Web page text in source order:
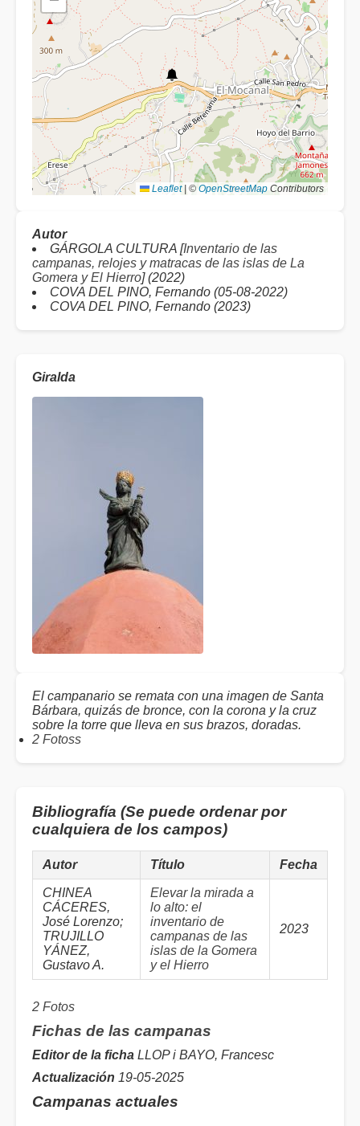
Leaflet © OpenStreetMap Contributors
Autor
GÁRGOLA CULTURA [Inventario de las
campanas, relojes y matracas de las islas de La
Gomera y El Hierro] (2022)
COVA DEL PINO, Fernando (05-08-2022)
COVA DEL PINO, Fernando (2023)
Giralda
El campanario se remata con una imagen de Santa
Bárbara, quizás de bronce, con la corona y la cruz
sobre la torre que lleva en sus brazos, doradas.
2 Fotoss
Bibliografía (Se puede ordenar por
cualquiera de los campos)
Autor Título Fecha
CHINEA
CÁCERES,
José Lorenzo;
TRUJILLO
YÁNEZ,
Gustavo A.
Elevar la mirada a
lo alto: el
inventario de
campanas de las
islas de la Gomera
y el Hierro
2023
2 Fotos
Fichas de las campanas
Editor de la ficha LLOP i BAYO, Francesc
Actualización 19-05-2025
Campanas actuales